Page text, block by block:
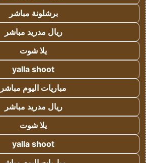
برشلونة مباشر
ريال مدريد مباشر
يلا شوت
yalla shoot
مباريات اليوم مباشر
ريال مدريد مباشر
يلا شوت
yalla shoot